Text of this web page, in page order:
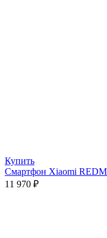
Купить
Смартфон Xiaomi
11 970 ₽